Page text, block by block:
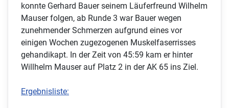
konnte Gerhard Bauer seinem Läuferfreund Wilhelm
Mauser folgen, ab Runde 3 war Bauer wegen
zunehmender Schmerzen aufgrund eines vor
einigen Wochen zugezogenen Muskelfaserrisses
gehandikapt. In der Zeit von 45:59 kam er hinter
Willhelm Mauser auf Platz 2 in der AK 65 ins Ziel.
Ergebnisliste: